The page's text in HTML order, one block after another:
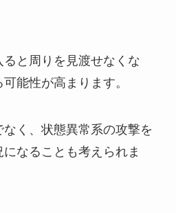
と周りを見渡せなくな
能性が高まります。
く、状態異常系の攻撃を
なることも考えられま